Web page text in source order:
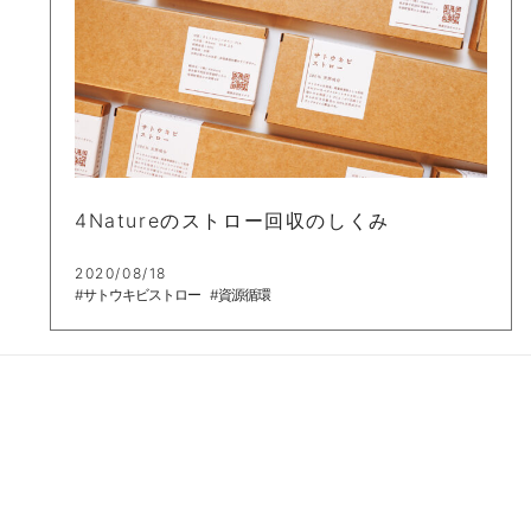
4Natureのストロー回収のしくみ
2020/08/18
#サトウキビストロー #資源循環